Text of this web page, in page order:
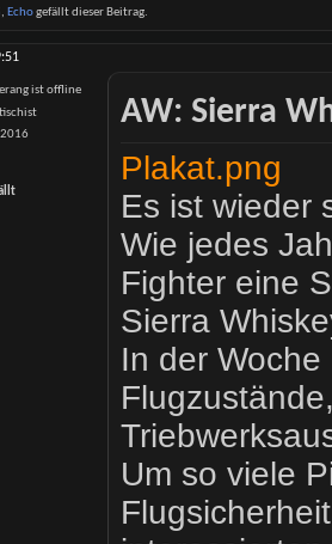
, Echogefällt dieser Beitrag.
AW: Sierra
Plakat.png
Es ist wieder
Wie jedes
Fighter eine
Sierra
In der
Um so viele